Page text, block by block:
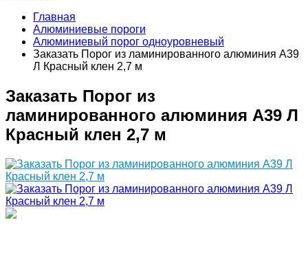
Главная
Алюминиевые пороги
Алюминиевый порог одноуровневый
Заказать Порог из ламинированного алюминия А39
Л Красный клен 2,7 м
Заказать Порог из
ламинированного алюминия А39 Л
Красный клен 2,7 м